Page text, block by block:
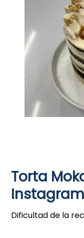
Torta
Dificultad de la